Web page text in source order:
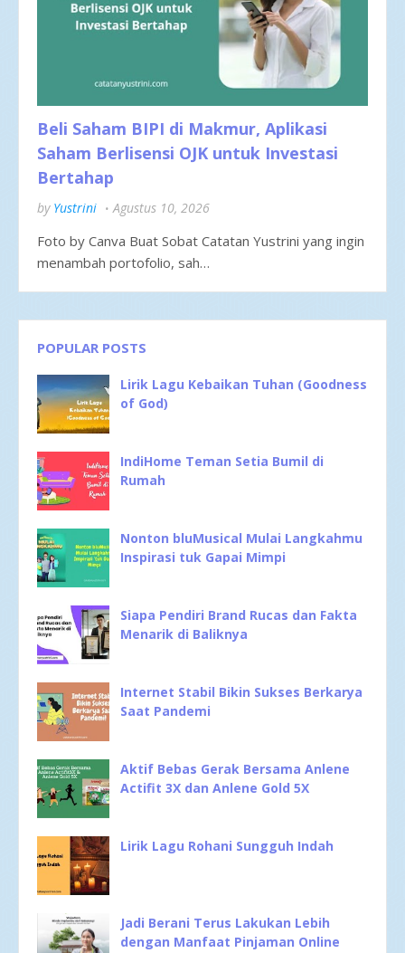
Beli Saham BIPI di Makmur, Aplikasi
Saham Berlisensi OJK untuk Investasi
Bertahap
by Yustrini Agustus 10, 2026
Foto by Canva Buat Sobat Catatan Yustrini yang ingin
menambah portofolio, sah…
POPULAR POSTS
Lirik Lagu Kebaikan Tuhan (Goodness
of God)
IndiHome Teman Setia Bumil di
Rumah
Nonton bluMusical Mulai Langkahmu
Inspirasi tuk Gapai Mimpi
Siapa Pendiri Brand Rucas dan Fakta
Menarik di Baliknya
Internet Stabil Bikin Sukses Berkarya
Saat Pandemi
Aktif Bebas Gerak Bersama Anlene
Actifit 3X dan Anlene Gold 5X
Lirik Lagu Rohani Sungguh Indah
Jadi Berani Terus Lakukan Lebih
dengan Manfaat Pinjaman Online